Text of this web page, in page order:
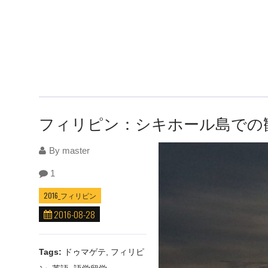
フィリピン：シキホール島での
By master
1
2016_フィリピン
2016-08-28
Tags: ドゥマゲテ
フィリピ